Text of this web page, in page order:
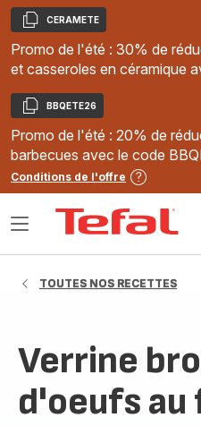
Copier
CERAMETE
Promo de l'été : 30% de
et casseroles en céramique
Copier
BBQETE26
Promo de l'été : 20% de
barbecues avec le code
Conditions de l'offre
Ouvrir
TOUTES NOS RECETTES
Verrine
d'oeufs au